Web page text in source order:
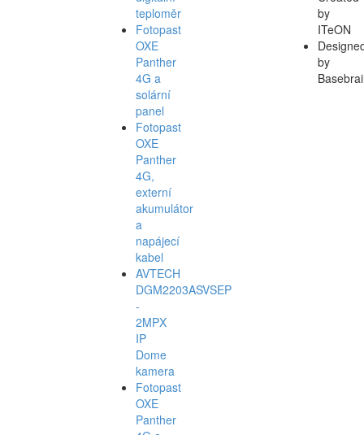
teploměr
Fotopast
OXE
Panther
4G a
solární
panel
Fotopast
OXE
Panther
4G,
externí
akumulátor
a
napájecí
kabel
AVTECH
DGM2203ASVSEP
-
2MPX
IP
Dome
kamera
Fotopast
OXE
Panther
by
ITeON
by